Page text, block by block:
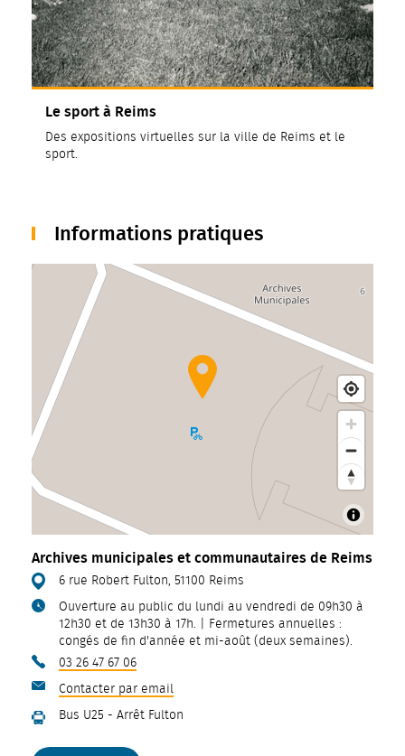
Le sport à Reims
Des expositions virtuelles sur la ville de Reims et le
sport.
Informations pratiques
Archives municipales et communautaires de Reims
6 rue Robert Fulton, 51100 Reims
Ouverture au public du lundi au vendredi de 09h30 à
12h30 et de 13h30 à 17h. | Fermetures annuelles :
congés de fin d'année et mi-août (deux semaines).
03 26 47 67 06
Contacter par email
Bus U25 - Arrêt Fulton